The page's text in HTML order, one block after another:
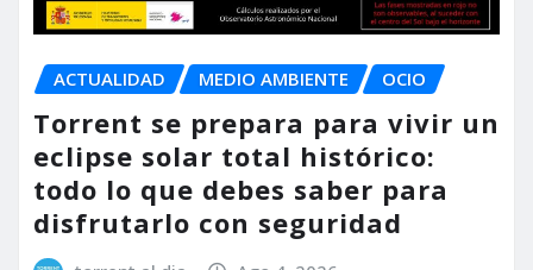
ACTUALIDAD MEDIO AMBIENTE OCIO
Torrent se prepara para vivir un
eclipse solar total histórico:
todo lo que debes saber para
disfrutarlo con seguridad